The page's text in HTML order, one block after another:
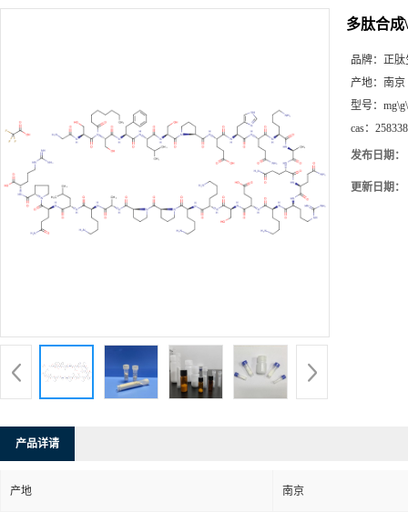
多肽合成
品牌： 正肽
产地： 南京
型号：
cas：
发布日期：
更新日期：
产品详请
产地 南京